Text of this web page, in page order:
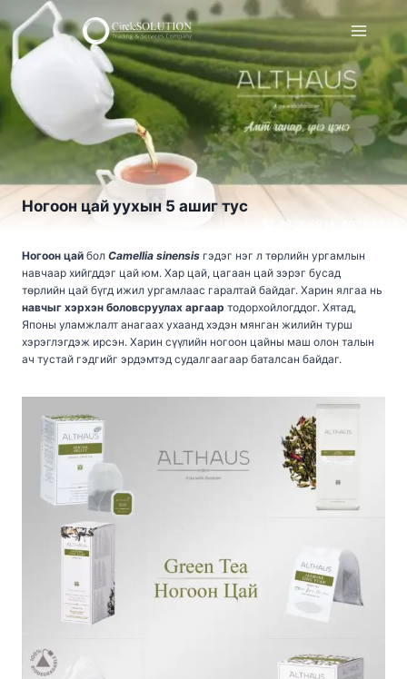
to
content
Ногоон цай уухын 5 ашиг тус
Ногоон цай бол Camellia sinensis гэдэг нэг л төрлийн ургамлын
навчаар хийгддэг цай юм. Хар цай, цагаан цай зэрэг бусад
төрлийн цай бүгд ижил ургамлаас гаралтай байдаг. Харин ялгаа нь
навчыг хэрхэн боловсруулах аргаар тодорхойлогддог. Хятад,
Японы уламжлалт анагаах ухаанд хэдэн мянган жилийн турш
хэрэглэгдэж ирсэн. Харин сүүлийн ногоон цайны маш олон талын
ач тустай гэдгийг эрдэмтэд судалгаагаар баталсан байдаг.